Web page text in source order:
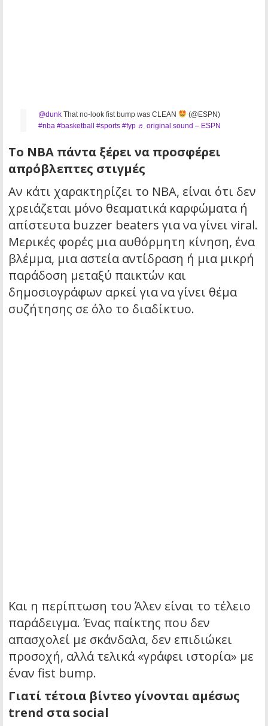
@dunk That no-look fist bump was CLEAN
(@ESPN)
#nba #basketball #sports #fyp ♬ original sound – ESPN
Το NBA πάντα ξέρει να προσφέρει
απρόβλεπτες στιγμές
Αν κάτι χαρακτηρίζει το NBA, είναι ότι δεν
χρειάζεται μόνο θεαματικά καρφώματα ή
απίστευτα buzzer beaters για να γίνει viral.
Μερικές φορές μια αυθόρμητη κίνηση, ένα
βλέμμα, μια αστεία αντίδραση ή μια μικρή
παράδοση μεταξύ παικτών και
δημοσιογράφων αρκεί για να γίνει θέμα
συζήτησης σε όλο το διαδίκτυο.
Και η περίπτωση του Άλεν είναι το τέλειο
παράδειγμα. Ένας παίκτης που δεν
απασχολεί με σκάνδαλα, δεν επιδιώκει
προσοχή, αλλά τελικά «γράφει ιστορία» με
έναν fist bump.
Γιατί τέτοια βίντεο γίνονται αμέσως
trend στα social